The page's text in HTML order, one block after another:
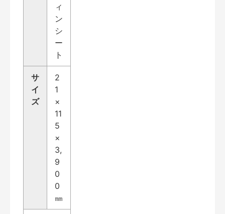
ィ
ン
シ
ー
ト
サ
イ
ズ
2
1
×
11
5
×
3,
9
0
0
㎜